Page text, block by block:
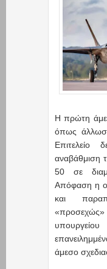
Η πρώτη
όπως
αναβάθμιση
50 σε
Απόφαση η
και
«προσεχώς»
άμεσο